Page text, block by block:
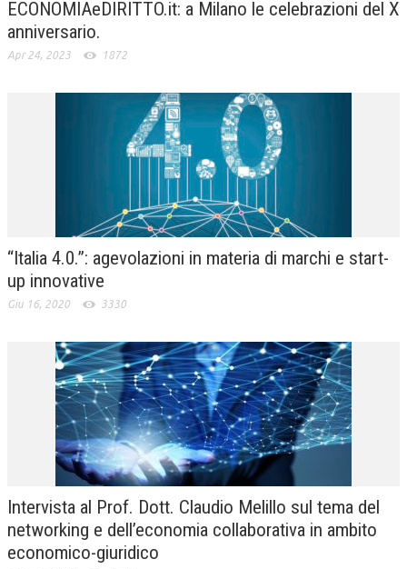
ECONOMIAeDIRITTO.it: a Milano le celebrazioni del X
anniversario.
Apr 24, 2023 1872
“Italia 4.0.”: agevolazioni in materia di marchi e start-
up innovative
Giu 16, 2020 3330
Intervista al Prof. Dott. Claudio Melillo sul tema del
networking e dell’economia collaborativa in ambito
economico-giuridico